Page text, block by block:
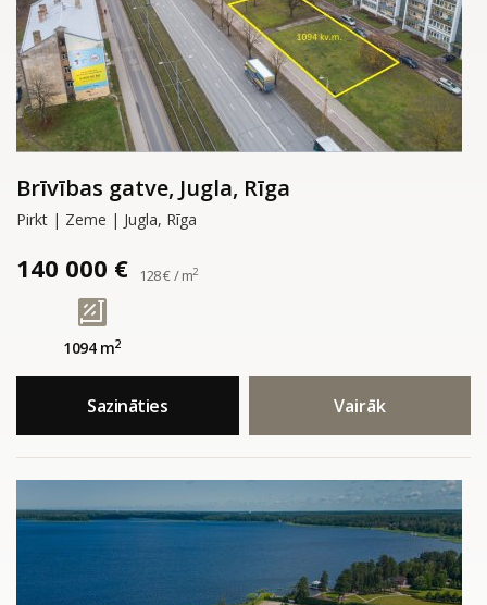
Brīvības gatve, Jugla, Rīga
Pirkt | Zeme | Jugla, Rīga
140 000 € 128 € / m2
1094 m2
Sazināties Vairāk